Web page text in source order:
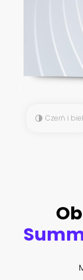
Czerń i biel